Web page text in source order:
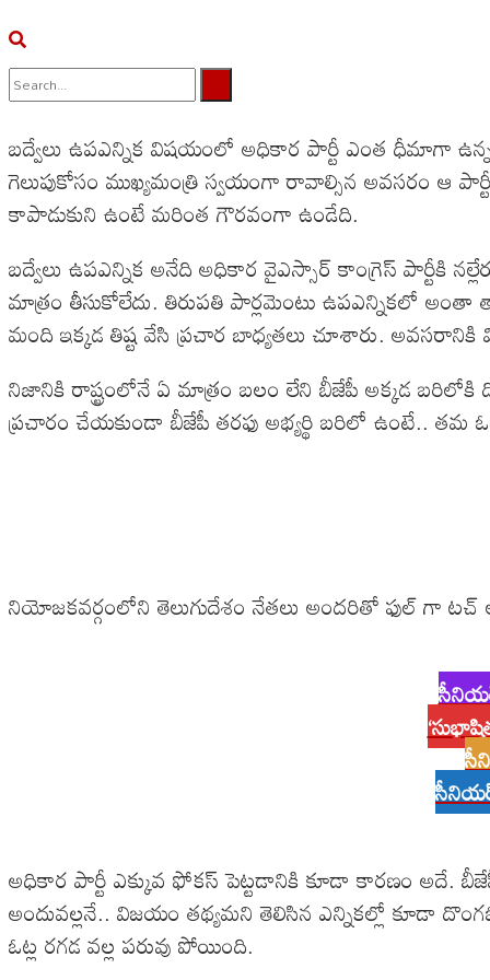
View All Result
బద్వేలు ఉపఎన్నిక విషయంలో అధికార పార్టీ ఎంత ధీమాగా
గెలుపుకోసం ముఖ్యమంత్రి స్వయంగా రావాల్సిన అవసరం ఆ
కాపాడుకుని ఉంటే మరింత గౌరవంగా ఉండేది.
బద్వేలు ఉపఎన్నిక అనేది అధికార వైఎస్సార్ కాంగ్రెస్ పార్టీకి
మాత్రం తీసుకోలేదు. తిరుపతి పార్లమెంటు ఉపఎన్నికలో అంతా
మంది ఇక్కడ తిష్ట వేసి ప్రచార బాధ్యతలు చూశారు. అవసరానికి
నిజానికి రాష్ట్రంలోనే ఏ మాత్రం బలం లేని బీజేపీ అక్కడ
ప్రచారం చేయకుండా బీజేపీ తరఫు అభ్యర్థి బరిలో ఉంటే.. తమ
నియోజకవర్గంలోని తెలుగుదేశం నేతలు అందరితో ఫుల్ గా
అధికార పార్టీ ఎక్కువ ఫోకస్ పెట్టడానికి కూడా కారణం అదే.
అందువల్లనే.. విజయం తథ్యమని తెలిసిన ఎన్నికల్లో కూడా
ఓట్ల రగడ వల్ల పరువు పోయింది.